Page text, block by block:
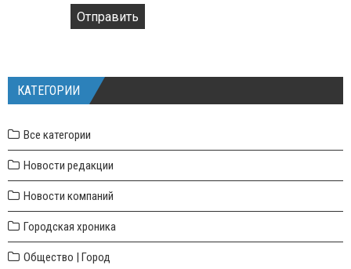
Отправить
КАТЕГОРИИ
Все категории
Новости редакции
Новости компаний
Городская хроника
Общество | Город